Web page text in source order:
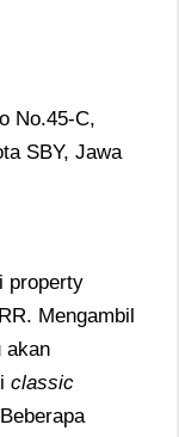
No.45-C,
SBY, Jawa
property
Mengambil
akan
classic